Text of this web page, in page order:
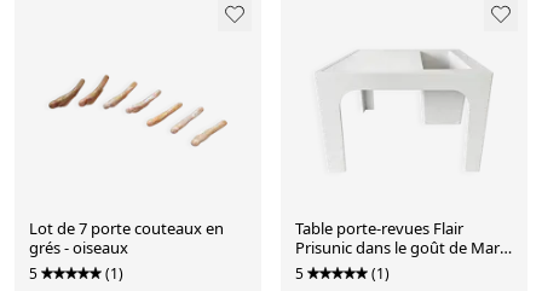
Lot de 7 porte couteaux en
grés - oiseaux
5 (1)
Table porte-revues Flair
Prisunic dans le goût de Marc
Held années 70'
5 (1)